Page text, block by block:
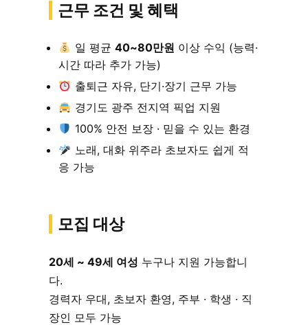
근무 조건 및 혜택
일 평균 40~80만원 이상 수익 (능력·
시간 따라 추가 가능)
출퇴근 자유, 단기·장기 근무 가능
경기도 광주 전지역 픽업 지원
100% 안전 보장 · 믿을 수 있는 환경
노래, 대화 위주라 초보자도 쉽게 적
응 가능
모집 대상
20세 ~ 49세 여성 누구나 지원 가능합니
다.
경력자 우대, 초보자 환영, 주부 · 학생 · 직
장인 모두 가능